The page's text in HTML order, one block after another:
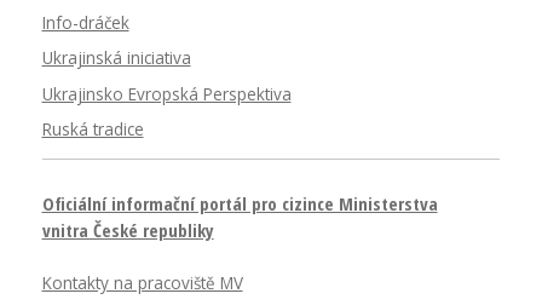
Info-dráček
Ukrajinská iniciativa
Ukrajinsko Evropská Perspektiva
Ruská tradice
Oficiální informační portál pro cizince Ministerstva
vnitra České republiky
Kontakty na pracoviště MV